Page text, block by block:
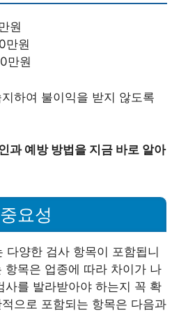
원
만원
만원
하여 불이익을 받지 않도록
과 예방 방법을 지금 바로 알아
요성
다양한 검사 항목이 포함됩니
항목은 업종에 따라 차이가 나
사를 발라받아야 하는지 꼭 확
으로 포함되는 항목은 다음과